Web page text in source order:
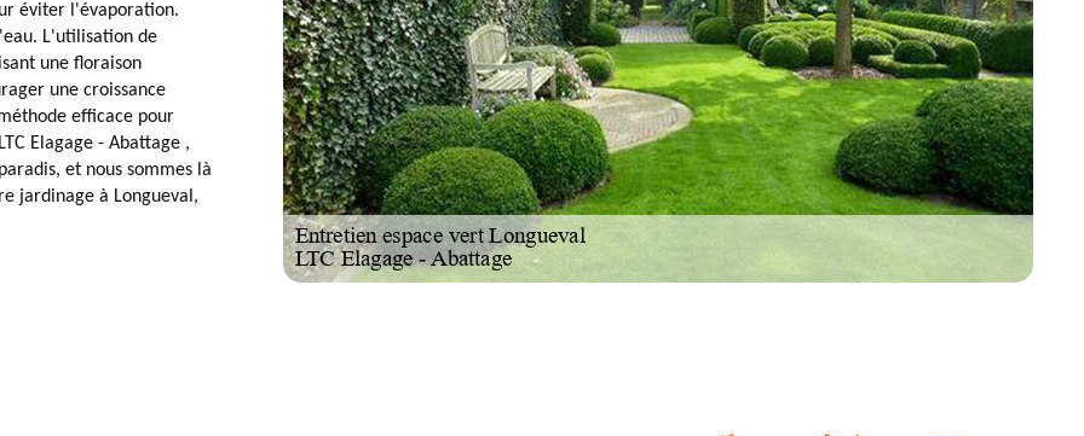
éviter l'évaporation.
L'utilisation de
une floraison
une croissance
efficace pour
Elagage - Abattage ,
et nous sommes là
jardinage à Longueval,